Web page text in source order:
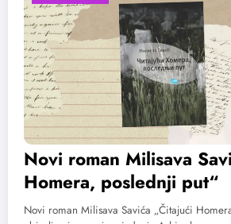
Novi roman Milisava
Homera, poslednji put“
Novi roman Milisava Savića „Čitajući